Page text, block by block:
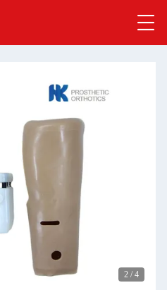
2 / 4